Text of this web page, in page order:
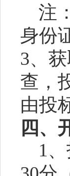
注：
身份
3、
查，
由投
四、
1